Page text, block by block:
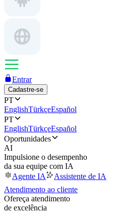
Entrar
Cadastre-se
PT
EnglishTürkçeEspañol
PT
EnglishTürkçeEspañol
Oportunidades
AI
Impulsione o desempenho
da sua equipe com IA
Agente IA
Assistente de IA
Atendimento ao cliente
Ofereça atendimento
de excelência